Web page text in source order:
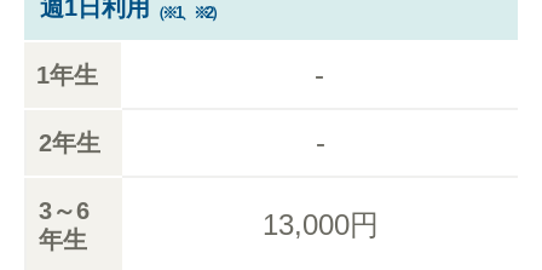
週1日利用 （※1、※2）
1年生 -
2年生 -
3～6
年生
13,000円